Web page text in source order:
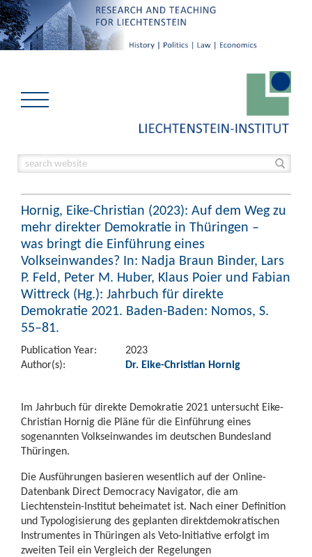
Hornig, Eike-Christian (2023): Auf dem Weg zu
mehr direkter Demokratie in Thüringen –
was bringt die Einführung eines
Volkseinwandes? In: Nadja Braun Binder, Lars
P. Feld, Peter M. Huber, Klaus Poier und Fabian
Wittreck (Hg.): Jahrbuch für direkte
Demokratie 2021. Baden-Baden: Nomos, S.
55–81.
Publication Year:
2023
Author(s):
Dr. Eike-Christian Hornig
Im Jahrbuch für direkte Demokratie 2021 untersucht Eike-
Christian Hornig die Pläne für die Einführung eines
sogenannten Volkseinwandes im deutschen Bundesland
Thüringen.
Die Ausführungen basieren wesentlich auf der Online-
Datenbank Direct Democracy Navigator, die am
Liechtenstein-Institut beheimatet ist. Nach einer Definition
und Typologisierung des geplanten direktdemokratischen
Instrumentes in Thüringen als Veto-Initiative erfolgt im
zweiten Teil ein Vergleich der Regelungen